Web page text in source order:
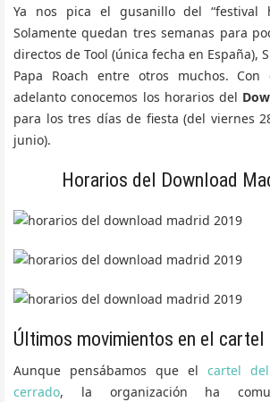
Ya nos pica el gusanillo del “festival
Solamente quedan tres semanas para
directos de Tool (única fecha en España),
Papa Roach entre otros muchos. Con
adelanto conocemos los horarios del
para los tres días de fiesta (del viernes
junio).
Horarios del Download
Últimos movimientos en el cartel
Aunque pensábamos que el cartel
cerrado, la organización ha